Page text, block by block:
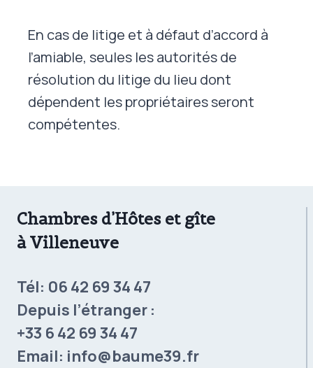
En cas de litige et à défaut d’accord à
l’amiable, seules les autorités de
résolution du litige du lieu dont
dépendent les propriétaires seront
compétentes.
Chambres d’Hôtes et gîte
à Villeneuve
Tél: 06 42 69 34 47
Depuis l’étranger :
+33 6 42 69 34 47
Email: info@baume39.fr